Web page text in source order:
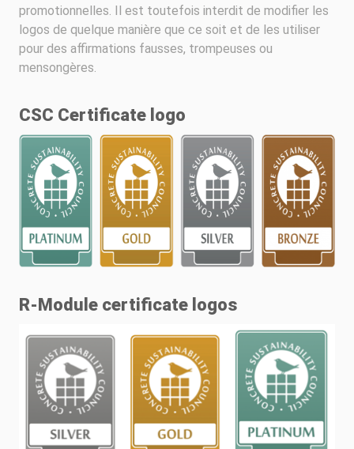
promotionnelles. Il est toutefois interdit de modifier les
logos de quelque manière que ce soit et de les utiliser
pour des affirmations fausses, trompeuses ou
mensongères.
CSC Certificate logo
R-Module certificate logos